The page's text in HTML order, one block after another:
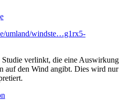
umland/windste…g1rx5-
verlinkt, die eine Auswirkung
auf den Wind angibt. Dies wird nur